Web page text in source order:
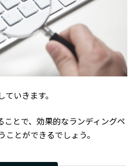
いきます。
ことで、効果的なランディングペ
とができるでしょう。